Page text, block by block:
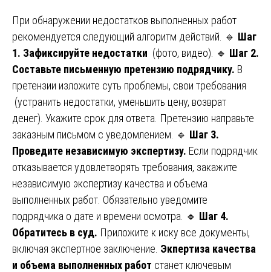
При обнаружении недостатков выполненных работ
рекомендуется следующий алгоритм действий. 🔹 Шаг
1. Зафиксируйте недостатки (фото, видео). 🔹 Шаг 2.
Составьте письменную претензию подрядчику. В
претензии изложите суть проблемы, свои требования
(устранить недостатки, уменьшить цену, возврат
денег). Укажите срок для ответа. Претензию направьте
заказным письмом с уведомлением. 🔹 Шаг 3.
Проведите независимую экспертизу. Если подрядчик
отказывается удовлетворять требования, закажите
независимую экспертизу качества и объема
выполненных работ. Обязательно уведомите
подрядчика о дате и времени осмотра. 🔹 Шаг 4.
Обратитесь в суд. Приложите к иску все документы,
включая экспертное заключение. Экпертиза качества
и объема выполненных работ станет ключевым